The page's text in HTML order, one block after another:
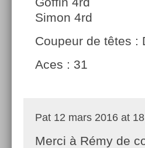
Simon 4rd
Coupeur de têtes :
Aces : 31
Pat 12 mars 2016 at
Merci à Rémy de